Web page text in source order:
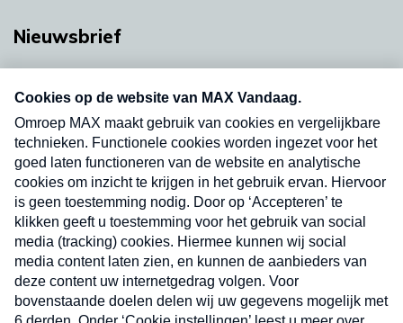
Nieuwsbrief
nieuwsbrief. Elke vrijdag- en dinsdagochtend in
uw mailbox.
Verzend